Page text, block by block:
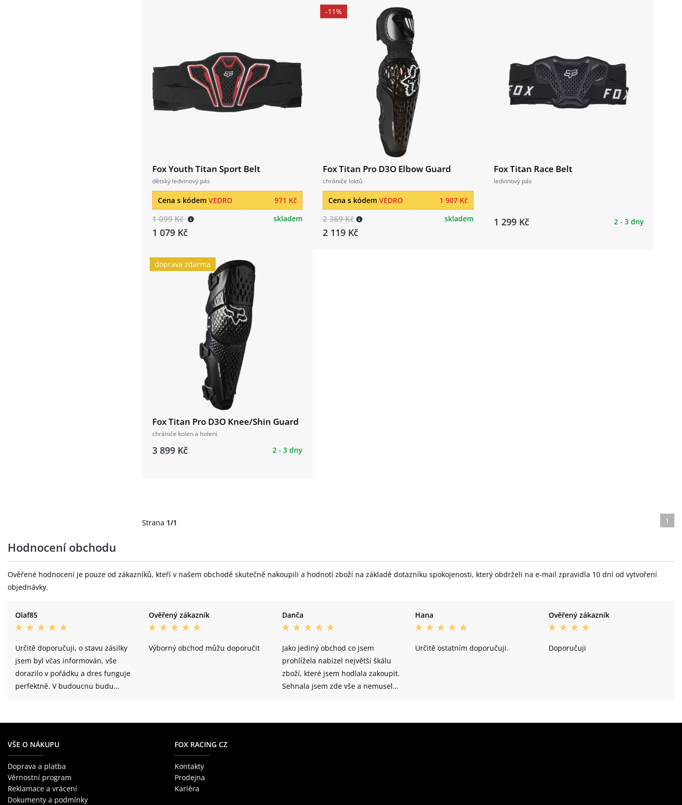
Fox Youth Titan Sport Belt
dětský ledvinový pás
971 Kč
Cena s kódem VEDRO
1 099 Kč
1 079 Kč
skladem
-11%
Fox Titan Pro D3O Elbow Guard
chrániče loktů
1 907 Kč
Cena s kódemVEDRO
2 369 Kč
2 119 Kč
skladem
Fox Titan Race Belt
ledvinový pás
1 299 Kč 2 - 3 dny
doprava zdarma
Fox Titan Pro D3O Knee/Shin Guard
chrániče kolen a holení
3 899 Kč 2 - 3 dny
Strana 1/1 1
Hodnocení obchodu
Ověřené hodnocení je pouze od zákazníků, kteří v našem obchodě skutečně nakoupili a hodnotí zboží na základě dotazníku spokojenosti, který obdrželi na e-mail zpravidla 10 dní od vytvoření
objednávky.
Olaf85
Určitě doporučuji, o stavu zásilky
jsem byl včas informován, vše
dorazilo v pořádku a dres funguje
perfektně. V budoucnu budu
Ověřený zákazník
Výborný obchod můžu doporučit
Danča
Jako jediný obchod co jsem
prohlížela nabízel největší škálu
zboží, které jsem hodlala zakoupit.
Sehnala jsem zde vše a nemusela
Nabízí spoustu variant daného
Hana
Určitě ostatním doporučuji.
Ověřený zákazník
Doporučuji
VŠE O NÁKUPU
Doprava a platba
Věrnostní program
Reklamace a vrácení
Dokumenty a podmínky
FOX RACING CZ
Kontakty
Prodejna
Kariéra